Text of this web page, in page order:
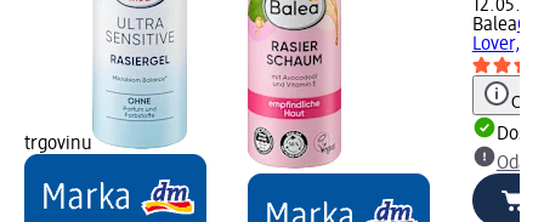
trgovinu
Balea
Lover,